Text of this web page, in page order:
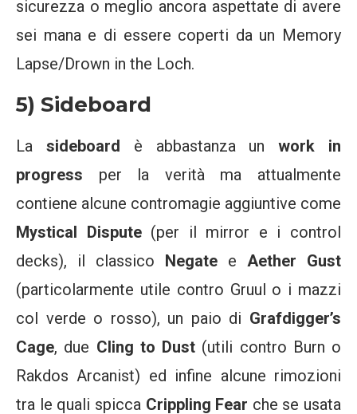
sicurezza o meglio ancora aspettate di avere
sei mana e di essere coperti da un Memory
Lapse/Drown in the Loch.
5) Sideboard
La sideboard è abbastanza unwork in
progress per la verità ma attualmente
contiene alcune contromagie aggiuntive come
Mystical Dispute(per il mirror e i control
decks), il classico Negate e Aether Gust
(particolarmente utile contro Gruul o i mazzi
col verde o rosso), un paio di Grafdigger’s
Cage, due Cling to Dust (utili contro Burn o
Rakdos Arcanist) ed infine alcune rimozioni
tra le quali spicca Crippling Fear che se usata